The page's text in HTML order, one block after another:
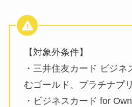
【対象外条件】
・三井住友カード ビジネ
むゴールド、プラチナプ
・ビジネスカード for